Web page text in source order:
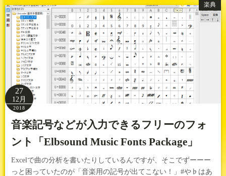
ッ
プ
楽典
27
12月
2018
音楽記号などが入力できるフリーのフォ
ント「Elbsound Music Fonts Package」
Excelで曲の分析を書いたりしているんですが、そこでずーーー
っと困っていたのが「音楽用の記号が出てこない！」#や♭はあ